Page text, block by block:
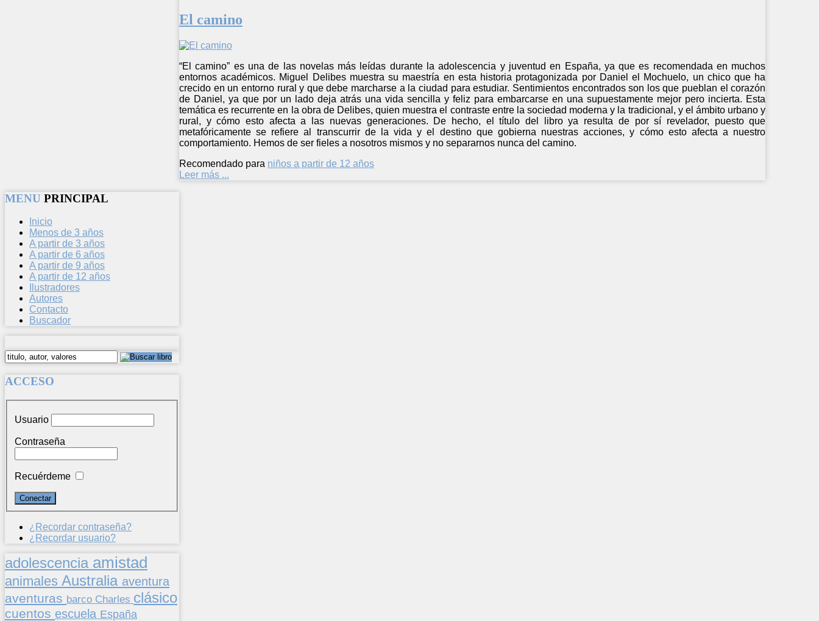
El camino
“El camino” es una de las novelas más leídas durante la adolescencia y juventud en España, ya que es recomendada en muchos
entornos académicos. Miguel Delibes muestra su maestría en esta historia protagonizada por Daniel el Mochuelo, un chico que ha
crecido en un entorno rural y que debe marcharse a la ciudad para estudiar. Sentimientos encontrados son los que pueblan el corazón
de Daniel, ya que por un lado deja atrás una vida sencilla y feliz para embarcarse en una supuestamente mejor pero incierta. Esta
temática es recurrente en la obra de Delibes, quien muestra el contraste entre la sociedad moderna y la tradicional, y el ámbito urbano y
rural, y cómo esto afecta a las nuevas generaciones. De hecho, el título del libro ya resulta de por sí revelador, puesto que
metafóricamente se refiere al transcurrir de la vida y el destino que gobierna nuestras acciones, y cómo esto afecta a nuestro
comportamiento. Hemos de ser fieles a nosotros mismos y no separarnos nunca del camino.
Recomendado para niños a partir de 12 años
Leer más ...
MENU PRINCIPAL
Inicio
Menos de 3 años
A partir de 3 años
A partir de 6 años
A partir de 9 años
A partir de 12 años
Ilustradores
Autores
Contacto
Buscador
ACCESO
Usuario
Contraseña
Recuérdeme
¿Recordar contraseña?
¿Recordar usuario?
adolescencia amistad
animales Australia aventura
aventuras barco Charles clásico
cuentos escuela España